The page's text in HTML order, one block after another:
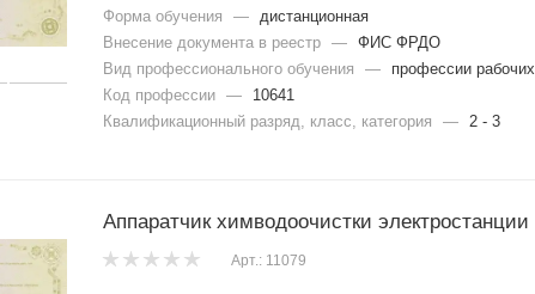
Форма обучения
—
дистанционная
Внесение документа в реестр — ФИС ФРДО
Вид профессионального обучения
—
профессии рабочих
Код профессии —
10641
Квалификационный разряд, класс, категория
— 2 - 3
Аппаратчик химводоочистки электростанции
Арт.: 11079